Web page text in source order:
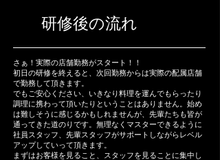
研修後の流れ
さぁ！実際の店舗勤務がスタート！！
初日の研修を終えると、次回勤務からは実際の配属店舗
で勤務して頂きます。
でもご安心ください、いきなり料理を運んでもらったり
調理に携わって頂いたりということはありません。始め
は難しそうに感じるかもしれませんが、先輩たちも皆が
通ってきた道のりです。無理なくマスターできるように
社員スタッフ、先輩スタッフがサポートしながらレベル
アップしていって頂きます。
まずはお客様を見ること、スタッフを見ることに集中し